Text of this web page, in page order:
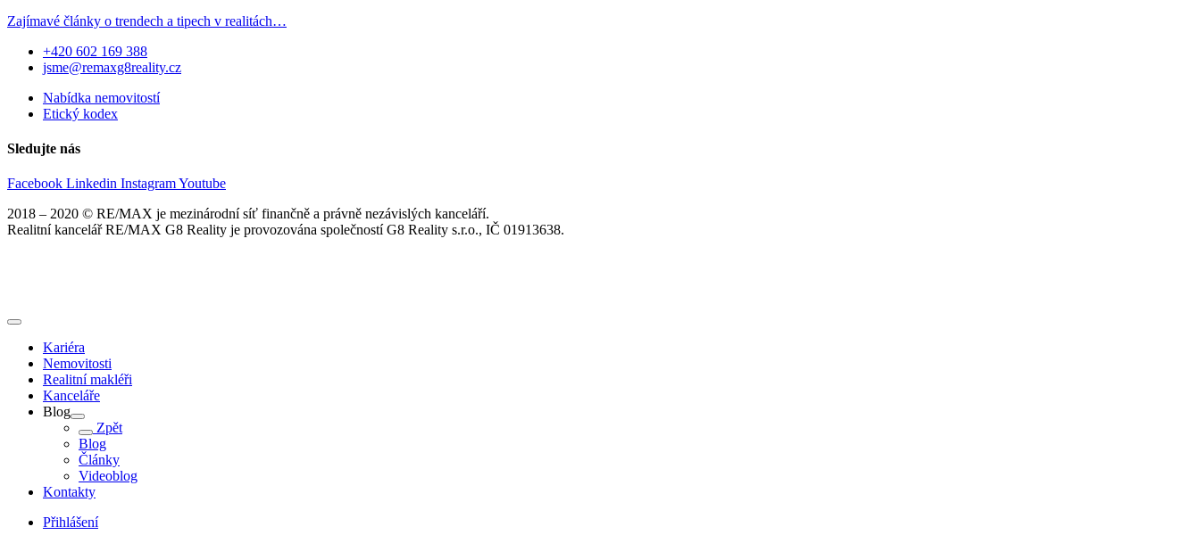
Zajímavé články o trendech a tipech v realitách…
+420 602 169 388
jsme@remaxg8reality.cz
Nabídka nemovitostí
Etický kodex
Sledujte nás
Facebook Linkedin InstagramYoutube
2018 – 2020 © RE/MAX je mezinárodní síť finančně a právně nezávislých kanceláří.
Realitní kancelář RE/MAX G8 Reality je provozována společností G8 Reality s.r.o., IČ 01913638.
Kariéra
Nemovitosti
Realitní makléři
Kanceláře
Blog
Zpět
Blog
Články
Videoblog
Kontakty
Přihlášení